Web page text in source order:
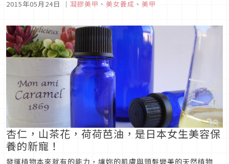
做在腳指甲上也超可愛！要不要比別人早一步享受夏日指彩的樂
指彩超受歡迎！・Sa...
2015年05月24日 ｜ 凝膠美甲 、 美女養成 、 美甲
杏仁，山茶花，荷荷芭油，是日本女生美容保
養的新寵！
發揮植物本來就有的能力，讓妳的肌膚與頭髮變美的天然植物